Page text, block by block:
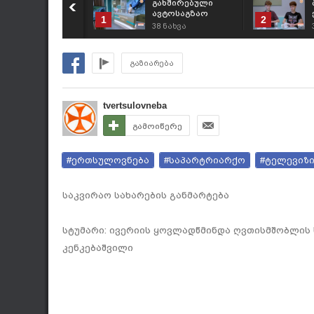
1
გახშირებული
ავტოსაგზაო
შემთხვევებისა და
შესახებ
38 ნახვა
2
გაზიარება
tvertsulovneba
გამოიწერე
#ერთსულოვნება #საპარტრიარქო
საკვირაო სახარების განმარტება
სტუმარი: ივერიის ყოვლადწმინდა
კენკებაშვილი